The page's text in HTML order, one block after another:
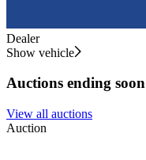
Dealer
Show vehicle
Auctions ending soon
View all auctions
Auction